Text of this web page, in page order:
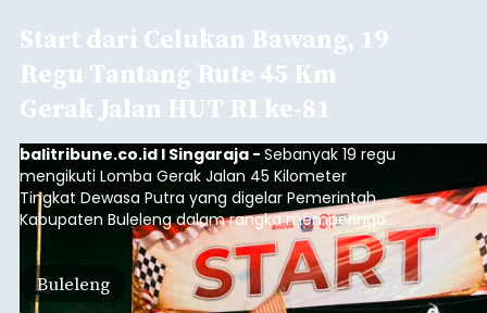
Start dari Celukan Bawang, 19
Regu Tantang Rute 45 Km
Gerak Jalan HUT RI ke-81
balitribune.co.id I Singaraja - Sebanyak 19 regu
mengikuti Lomba Gerak Jalan 45 Kilometer
Tingkat Dewasa Putra yang digelar Pemerintah
Kabupaten Buleleng dalam rangka memperingati
HUT ke-81 Kemerdekaan Republik Indonesia.
Lomba resmi dimulai dari Lapangan Sepak Bola
Desa Celukan Bawang, Sabtu (8/8/2026) malam.
Buleleng